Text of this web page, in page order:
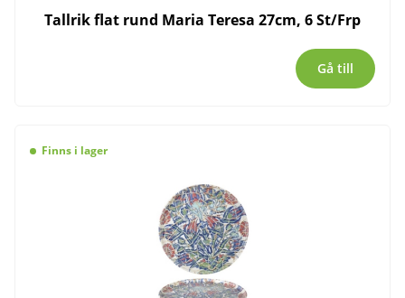
Tallrik flat rund Maria Teresa 27cm, 6 St/Frp
Gå till
Finns i lager